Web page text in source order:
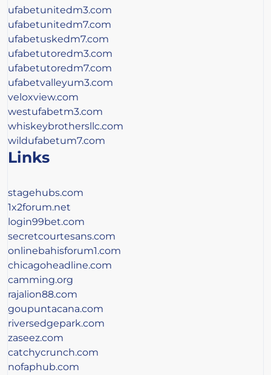
ufabetunitedm3.com
ufabetunitedm7.com
ufabetuskedm7.com
ufabetutoredm3.com
ufabetutoredm7.com
ufabetvalleyum3.com
veloxview.com
westufabetm3.com
whiskeybrothersllc.com
wildufabetum7.com
Links
stagehubs.com
1x2forum.net
login99bet.com
secretcourtesans.com
onlinebahisforum1.com
chicagoheadline.com
camming.org
rajalion88.com
goupuntacana.com
riversedgepark.com
zaseez.com
catchycrunch.com
nofaphub.com